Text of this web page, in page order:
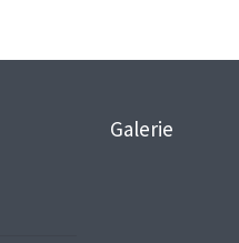
Galerie